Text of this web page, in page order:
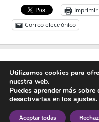
Imprimir
Correo electrónico
Contacto
Colabora
Aviso Legal
Asociación Manuel Azaña ©
Utilizamos cookies para
nuestra web.
Puedes aprender más
desactivarlas en los ajustes.
Aceptar todas